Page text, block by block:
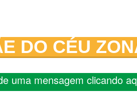
DO CÉU
uma mensagem clicando